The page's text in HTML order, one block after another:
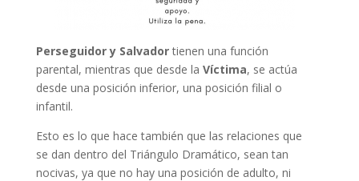
Perseguidor y Salvadortienen una función
parental, mientras que desde la Víctima, se actúa
desde una posición inferior, una posición filial o
infantil.
Esto es lo que hace también que las relaciones que
se dan dentro del Triángulo Dramático, sean tan
nocivas, ya que no hay una posición de adulto, ni